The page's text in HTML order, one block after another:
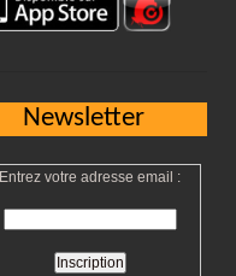
Newsletter
Entrez votre adresse email :